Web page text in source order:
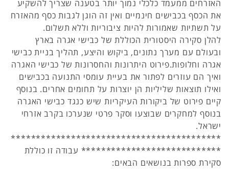
האזרחים ממעמד כלכלי נמוך יותר בטענה שצריך להשקיע
את הכסף בכבישים חינמיים ואין זה הוגן לגבות כסף מהאזרח
על תשתיות שאמורות להיות ציבוריות וללא תשלום.
להלן סקירה היסטורית הכוללת של כבישי אגרה בארץ
ובעולם עם מערך נתונים, ביקוש והיצע, תהליך בניית כבישי
אגרה וחלופות.פירוט היתרונות והחסרונות של כבישי האגרה
ואיך הם עוזרים לפתור את בעיית עומסי התנועה בכבישים
ואילו תוצאות שליליות הן יוצרות על תחומים אחרים. בנוסף
קיים פירוט של ביקורות העיקריות שיש כנגד כבישי האגרה
בנוסף למחקרים שבוצעו וסקר פרטי שנערכו בקרב אזרחי
ישראל.
******************************************
**************************** עבודה זו כוללת
סקירת ספרות בנושאים הבאים: